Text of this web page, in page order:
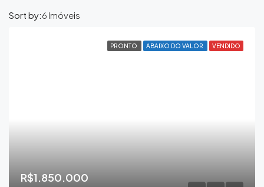
6 Imóveis
Sort by:
PRONTO ABAIXO DO VALOR VENDIDO
R$1.850.000